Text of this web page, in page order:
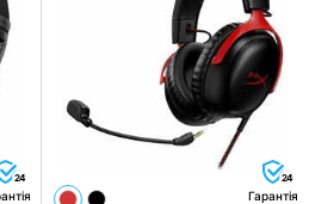
24 24
Гарантія